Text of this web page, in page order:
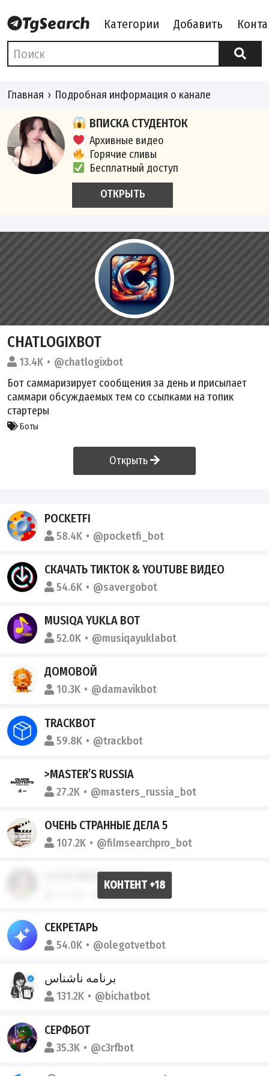
Категории Добавить
Главная Подробная информация о канале
ВПИСКА СТУДЕНТОК
Архивные видео
Горячие сливы
Бесплатный доступ
ОТКРЫТЬ
CHATLOGIXBOT
13.4K
@chatlogixbot
Бот саммаризирует сообщения за день и присылает
саммари обсуждаемых тем со ссылками на топик
стартеры
Боты
Открыть
POCKETFI
58.4K @pocketfi_bot
СКАЧАТЬ ТИКТОК & YOUTUBE ВИДЕО
54.6K @savergobot
MUSIQA YUKLA BOT
52.0K @musiqayuklabot
ДОМОВОЙ
10.3K @damavikbot
TRACKBOT
59.8K @trackbot
>MASTER’S RUSSIA
27.2K @masters_russia_bot
ОЧЕНЬ СТРАННЫЕ ДЕЛА 5
107.2K @filmsearchpro_bot
LUCID DREAMS (18+)
@luciddreams
СЕКРЕТАРЬ
54.0K @olegotvetbot
برنامه ناشناس
131.2K @bichatbot
СЕРФБОТ
35.3K @c3rfbot